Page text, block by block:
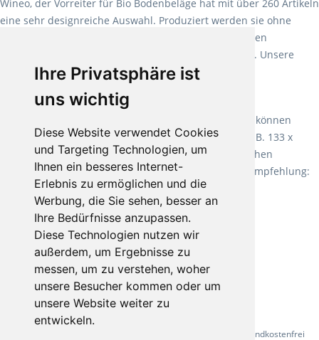
Ihre Privatsphäre ist
uns wichtig
Diese Website verwendet Cookies
und Targeting Technologien, um
Ihnen ein besseres Internet-
Erlebnis zu ermöglichen und die
Werbung, die Sie sehen, besser an
Ihre Bedürfnisse anzupassen.
Diese Technologien nutzen wir
außerdem, um Ergebnisse zu
messen, um zu verstehen, woher
unsere Besucher kommen oder um
unsere Website weiter zu
entwickeln.
Wineo, der Vorreiter für Bio Bodenbeläge hat mit über 260 Artikeln
eine sehr designreiche Auswahl. Produziert werden sie ohne
Weichmacher und Lösungsmittel. Mit allen verfügbaren
Verlegearten ist er für jegliche Bauvorhaben attraktiv. Unsere
Empfehlung:Wineo 1000 Multi Layer XXL.
Teppiche für ein angenehmes Laufgefühl
machen es schon lange vor. Sie können
Teppich in Ihrem gewünschten Sondermaß kaufen, z.B. 133 x
60cm. Vor allem in Schlafzimmern aufgrund der weichen
Oberfläche ein sehr beliebter Zusatzboden. Unsere Empfehlung:
Fletco Fluffy und Fletco Hermelin
* Alle Preise inkl. gesetzl. Mehrwertsteuer - Alle Artikel versandkostenfrei